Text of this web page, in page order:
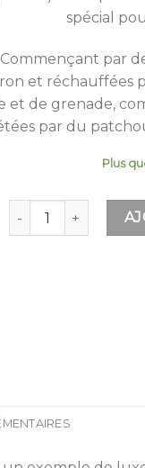
spécial
par
et réchauffées
et de grenade,
par du
Plus
quantité de Bereket